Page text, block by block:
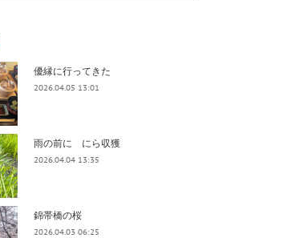
優縁に行ってきた
2026.04.05 13:01
雨の前に にら収獲
2026.04.04 13:35
錦帯橋の桜
2026.04.03 06:25